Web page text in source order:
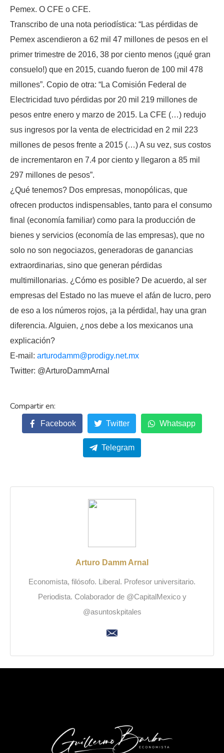
Pemex. O CFE o CFE.
Transcribo de una nota periodística: “Las pérdidas de
Pemex ascendieron a 62 mil 47 millones de pesos en el
primer trimestre de 2016, 38 por ciento menos (¡qué gran
consuelo!) que en 2015, cuando fueron de 100 mil 478
millones”. Copio de otra: “La Comisión Federal de
Electricidad tuvo pérdidas por 20 mil 219 millones de
pesos entre enero y marzo de 2015. La CFE (…) redujo
sus ingresos por la venta de electricidad en 2 mil 223
millones de pesos frente a 2015 (…) A su vez, sus costos
de incrementaron en 7.4 por ciento y llegaron a 85 mil
297 millones de pesos”.
¿Qué tenemos? Dos empresas, monopólicas, que
ofrecen productos indispensables, tanto para el consumo
final (economía familiar) como para la producción de
bienes y servicios (economía de las empresas), que no
solo no son negociazos, generadoras de ganancias
extraordinarias, sino que generan pérdidas
multimillonarias. ¿Cómo es posible? De acuerdo, al ser
empresas del Estado no las mueve el afán de lucro, pero
de eso a los números rojos, ¡a la pérdida!, hay una gran
diferencia. Alguien, ¿nos debe a los mexicanos una
explicación?
E-mail: arturodamm@prodigy.net.mx
Twitter: @ArturoDammArnal
Facebook Twitter Whatsapp
Telegram
Arturo Damm Arnal
Economista, filósofo. Liberal. Profesor universitario.
Periodista. Colaborador de @CapitalMexico y
@asuntoskpitales